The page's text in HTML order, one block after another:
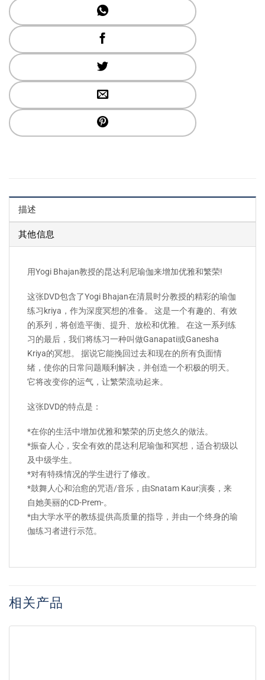
描述
其他信息
用Yogi Bhajan教授的昆达利尼瑜伽来增加优雅和繁荣!
这张DVD包含了Yogi Bhajan在清晨时分教授的精彩的瑜伽
练习kriya，作为深度冥想的准备。 这是一个有趣的、有效
的系列，将创造平衡、提升、放松和优雅。 在这一系列练
习的最后，我们将练习一种叫做Ganapati或Ganesha
Kriya的冥想。 据说它能挽回过去和现在的所有负面情
绪，使你的日常问题顺利解决，并创造一个积极的明天。
它将改变你的运气，让繁荣流动起来。
这张DVD的特点是：
*在你的生活中增加优雅和繁荣的历史悠久的做法。
*振奋人心，安全有效的昆达利尼瑜伽和冥想，适合初级以
及中级学生。
*对有特殊情况的学生进行了修改。
*鼓舞人心和治愈的咒语/音乐，由Snatam Kaur演奏，来
自她美丽的CD-Prem-。
*由大学水平的教练提供高质量的指导，并由一个终身的瑜
伽练习者进行示范。
相关产品